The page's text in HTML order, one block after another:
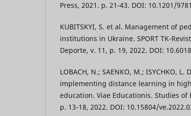
Press, 2021. p. 21-43. DOI: 10.1201/
KUBITSKYI, S. et al. Management of
institutions in Ukraine. SPORT TK-
Deporte, v. 11, p. 19, 2022. DOI:
LOBACH, N.; SAENKO, M.; ISYCHKO,
implementing distance learning in
education. Viae Educationis. Studies
p. 13-18, 2022. DOI: 10.15804/